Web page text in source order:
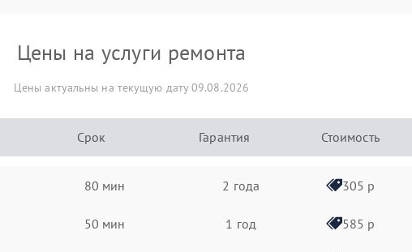
Цены на услуги ремонта
Цены актуальны на текущую дату 09.08.2026
Срок Гарантия Стоимость
80 мин 2 года 305 р
50 мин 1 год 585 р